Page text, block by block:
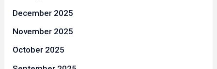
December 2025
November 2025
October 2025